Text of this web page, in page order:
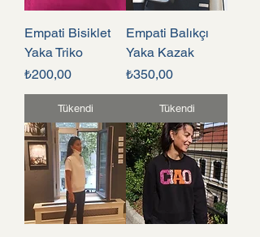
Empati Bisiklet
Yaka Triko
Fiyat
₺200,00
Tükendi
Empati Balıkçı
Yaka Kazak
Fiyat
₺350,00
Tükendi